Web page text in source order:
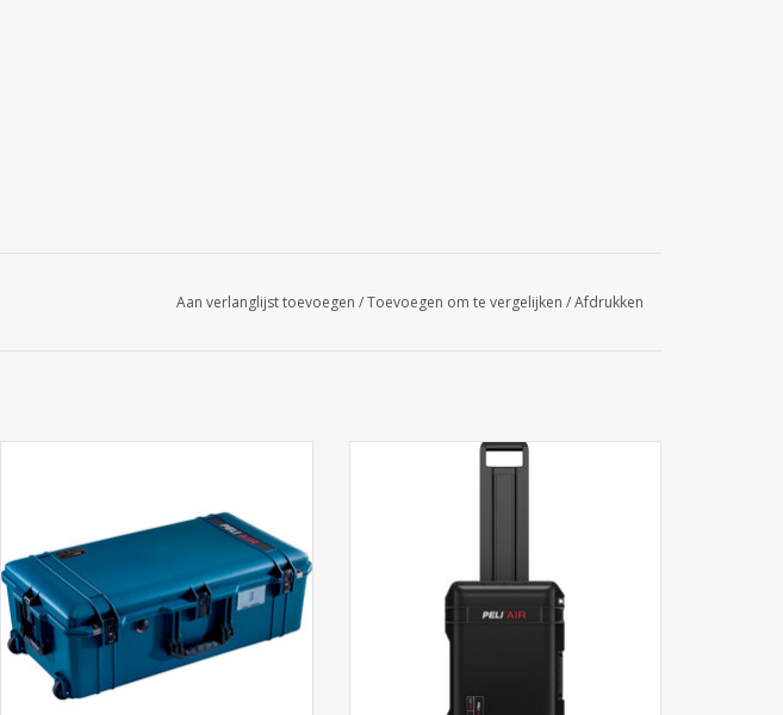
Aan verlanglijst toevoegen /Toevoegen om te vergelijken /Afdrukken
garantie. Bekijk hem bij Cargo Travelshop
TOEVOEGEN AAN WINKELWAGEN
De ultieme handbagage: Peli 1535 Air
Travel. 40% lichter, incl. packing cubes en